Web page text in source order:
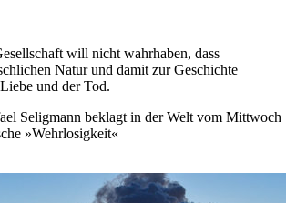
will nicht wahrhaben, dass
Natur und damit zur Geschichte
und der Tod.
Seligmann beklagt in der Welt vom Mittwoch
»Wehrlosigkeit«